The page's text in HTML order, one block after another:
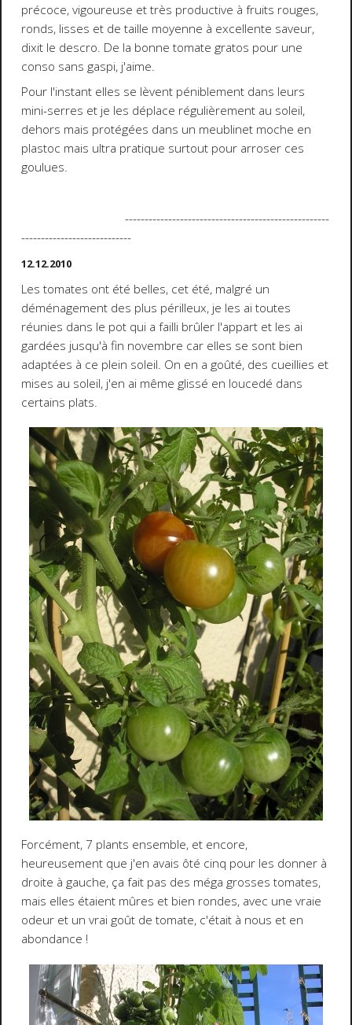
précoce, vigoureuse et très productive à fruits rouges,
ronds, lisses et de taille moyenne à excellente saveur,
dixit le descro. De la bonne tomate gratos pour une
conso sans gaspi, j'aime.
Pour l'instant elles se lèvent péniblement dans leurs
mini-serres et je les déplace régulièrement au soleil,
dehors mais protégées dans un meublinet moche en
plastoc mais ultra pratique surtout pour arroser ces
goulues.
----------------------------------------------------
----------------------------
12.12.2010
Les tomates ont été belles, cet été, malgré un
déménagement des plus périlleux, je les ai toutes
réunies dans le pot qui a failli brûler l'appart et les ai
gardées jusqu'à fin novembre car elles se sont bien
adaptées à ce plein soleil. On en a goûté, des cueillies et
mises au soleil, j'en ai même glissé en loucedé dans
certains plats.
Forcément, 7 plants ensemble, et encore,
heureusement que j'en avais ôté cinq pour les donner à
droite à gauche, ça fait pas des méga grosses tomates,
mais elles étaient mûres et bien rondes, avec une vraie
odeur et un vrai goût de tomate, c'était à nous et en
abondance !